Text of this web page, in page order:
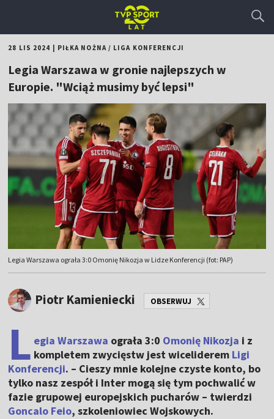
28 LIS 2024 PIŁKA NOŻNA/ LIGA KONFERENCJI
Legia Warszawa w gronie najlepszych w
Europie. "Wciąż musimy być lepsi"
Legia Warszawa ograła 3:0 Omonię Nikozja w Lidze Konferencji (fot: PAP)
Piotr Kamieniecki OBSERWUJ
L egia Warszawa ograła 3:0 Omonię Nikozja i z
kompletem zwycięstw jest wiceliderem Ligi
Konferencji. – Cieszy mnie kolejne czyste konto, bo
tylko nasz zespół i Inter mogą się tym pochwalić w
fazie grupowej europejskich pucharów – twierdzi
Goncalo Feio, szkoleniowiec Wojskowych.